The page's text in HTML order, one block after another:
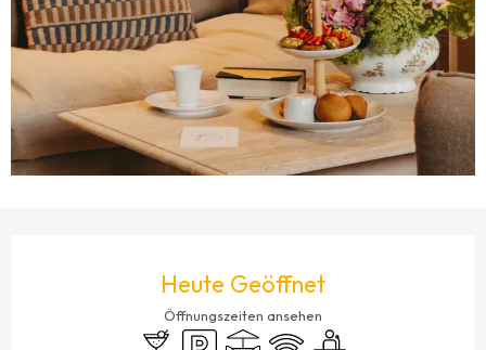
Heute Geöffnet
Öffnungszeiten ansehen
Bar / Getränkestand
ParkplatzTerrasseWi-Fi Seminare